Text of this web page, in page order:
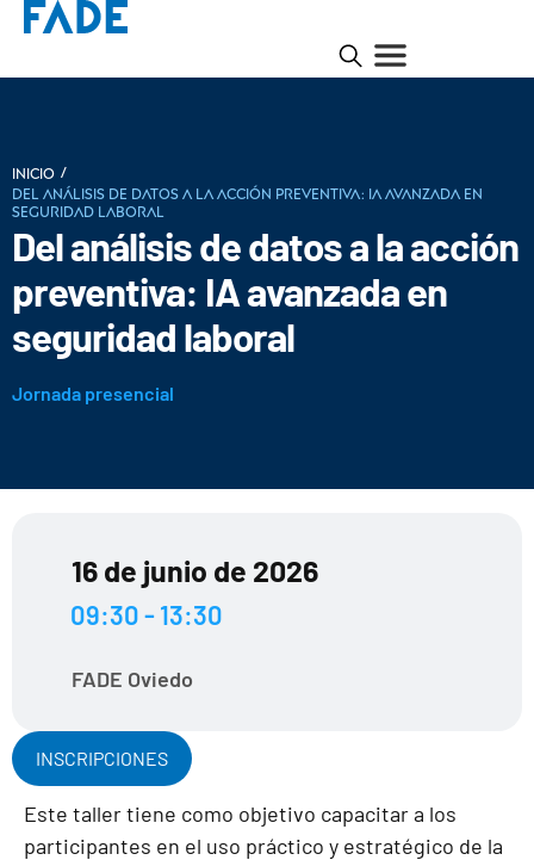
INICIO /
Del análisis de datos a la acción preventiva: IA avanzada en
seguridad laboral
Del análisis de datos a la acción
preventiva: IA avanzada en
seguridad laboral
Jornada presencial
16 de junio de 2026
09:30 - 13:30
FADE Oviedo
Este taller tiene como objetivo capacitar a los
participantes en el uso práctico y estratégico de la
INSCRIPCIONES